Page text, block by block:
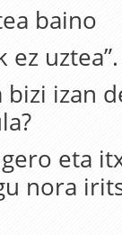
baino
uztea”.
izan
eta
nora